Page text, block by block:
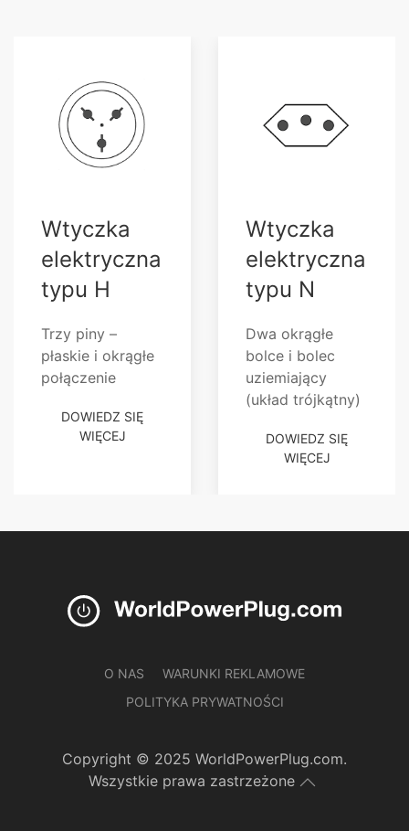
Wtyczka
elektryczna
typu H
Trzy piny –
płaskie i okrągłe
połączenie
DOWIEDZ SIĘ
WIĘCEJ
Wtyczka
elektryczna
typu N
Dwa okrągłe
bolce i bolec
uziemiający
(układ trójkątny)
DOWIEDZ SIĘ
WIĘCEJ
O NAS
WARUNKI REKLAMOWE
POLITYKA PRYWATNOŚCI
Copyright © 2025 WorldPowerPlug.com.
Wszystkie prawa zastrzeżone